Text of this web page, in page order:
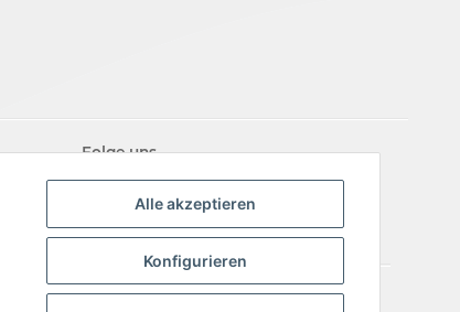
Alle akzeptieren
Konfigurieren
Folge uns